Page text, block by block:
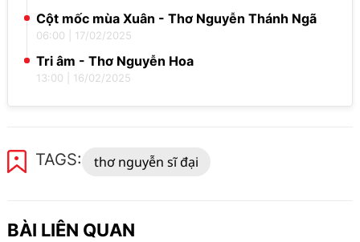
Cột mốc mùa Xuân - Thơ Nguyễn Thánh Ngã
06:00 17/02/2025
Tri âm - Thơ Nguyễn Hoa
13:00 16/02/2025
TAGS: thơ nguyễn sĩ đại
BÀI LIÊN QUAN